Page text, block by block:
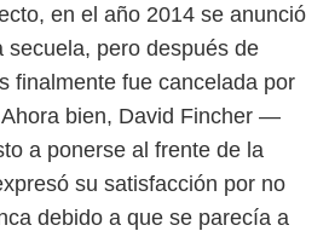
en el año 2014 se anunció
secuela, pero después de
finalmente fue cancelada por
bien, David Fincher —
a ponerse al frente de la
su satisfacción por no
debido a que se parecía a